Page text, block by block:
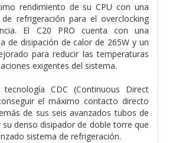
rendimiento de su CPU con una
de refrigeración para el overclocking
El C20 PRO cuenta con una
de disipación de calor de 265W y un
para reducir las temperaturas
exigentes del sistema.
CDC (Continuous Direct
el máximo contacto directo
de sus seis avanzados tubos de
denso disipador de doble torre que
sistema de refrigeración.